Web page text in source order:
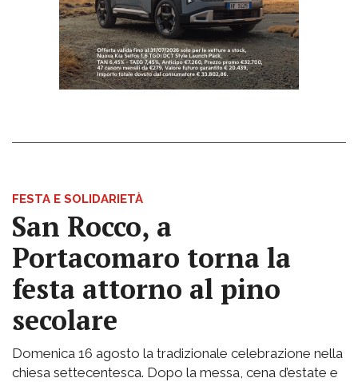
FESTA E SOLIDARIETÀ
San Rocco, a
Portacomaro torna la
festa attorno al pino
secolare
Domenica 16 agosto la tradizionale celebrazione nella
chiesa settecentesca. Dopo la messa, cena d’estate e